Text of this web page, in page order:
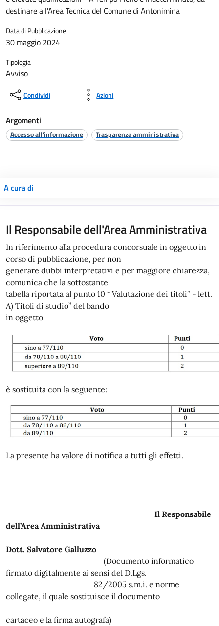
destinare all'Area Tecnica del Comune di Antonimina
Data di Pubblicazione
30 maggio 2024
Tipologia
Avviso
Condividi Azioni
Argomenti
Accesso all'informazione Trasparenza amministrativa
A cura di
Il Responsabile dell'Area Amministrativa
In riferimento alla procedura concorsuale in oggetto in
corso di pubblicazione, per non
generare dubbi interpretativi e per maggiore chiarezza,
comunica che la sottostante
tabella riportata al punto 10 “ Valutazione dei titoli” - lett.
A) Titoli di studio” del bando
in oggetto:
è sostituita con la seguente:
La presente ha valore di notifica a tutti gli effetti.
Il Responsabile
dell’Area Amministrativa
Dott. Salvatore Galluzzo
(Documento informatico
firmato digitalmente ai sensi del D.Lgs.
82/2005 s.m.i. e norme
collegate, il quale sostituisce il documento
cartaceo e la firma autografa)